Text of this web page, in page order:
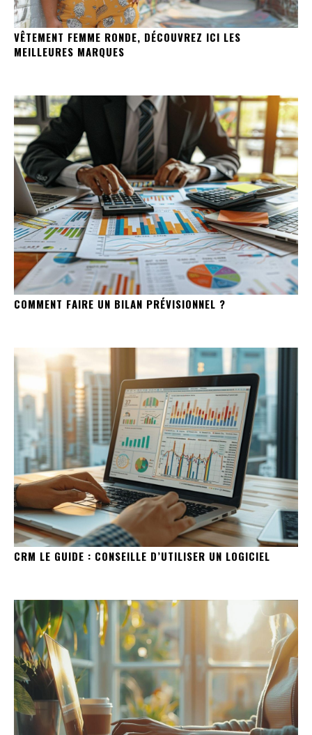
VÊTEMENT FEMME RONDE, DÉCOUVREZ ICI LES
MEILLEURES MARQUES
COMMENT FAIRE UN BILAN PRÉVISIONNEL ?
CRM LE GUIDE : CONSEILLE D’UTILISER UN LOGICIEL